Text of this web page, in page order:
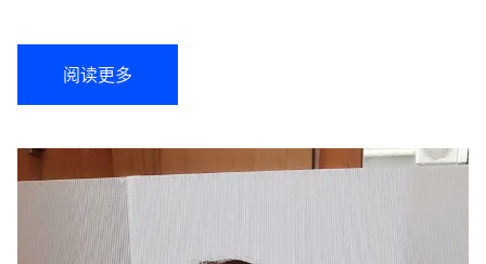
阅读更多